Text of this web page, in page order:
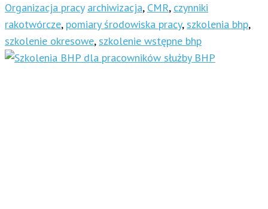
Organizacja pracy archiwizacja, CMR, czynniki
rakotwórcze, pomiary środowiska pracy, szkolenia bhp,
szkolenie okresowe, szkolenie wstępne bhp